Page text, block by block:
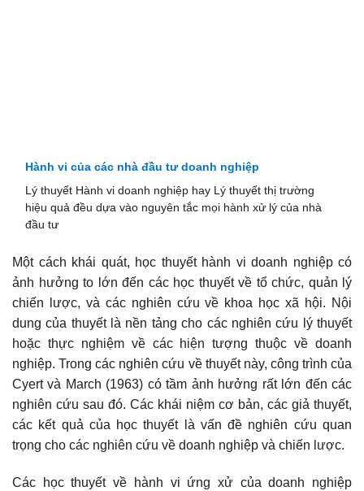
Hành vi của các nhà đầu tư doanh nghiệp
Lý thuyết Hành vi doanh nghiệp hay Lý thuyết thị trường
hiệu quả đều dựa vào nguyên tắc mọi hành xử lý của nhà
đầu tư
Một cách khái quát, học thuyết hành vi doanh nghiệp có
ảnh hưởng to lớn đến các học thuyết về tổ chức, quản lý
chiến lược, và các nghiên cứu về khoa học xã hội. Nội
dung của thuyết là nền tảng cho các nghiên cứu lý thuyết
hoặc thực nghiệm về các hiện tượng thuộc về doanh
nghiệp. Trong các nghiên cứu về thuyết này, công trình của
Cyert và March (1963) có tầm ảnh hưởng rất lớn đến các
nghiên cứu sau đó. Các khái niệm cơ bản, các giả thuyết,
các kết quả của học thuyết là vấn đề nghiên cứu quan
trọng cho các nghiên cứu về doanh nghiệp và chiến lược.
Các học thuyết về hành vi ứng xử của doanh nghiệp